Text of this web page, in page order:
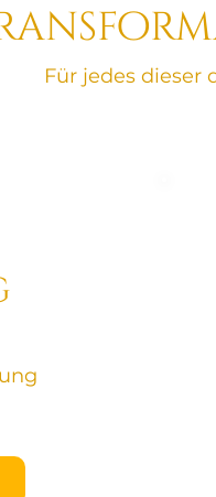
Für jedes dieser